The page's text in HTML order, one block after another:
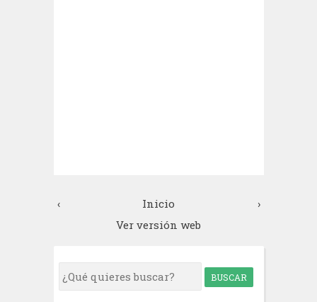
‹ ›
Inicio
Ver versión web
S
e